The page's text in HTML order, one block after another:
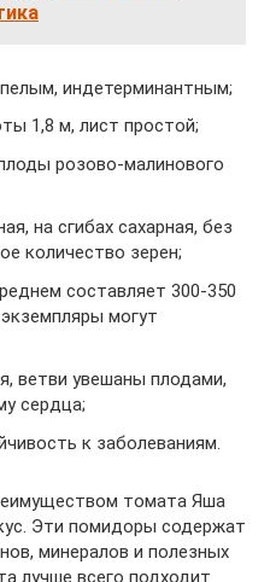
индетерминантным;
1,8 м, лист простой;
розово-малинового
на сгибах сахарная, без
количество зерен;
составляет 300-350
могут
ветви увешаны плодами,
сердца;
к заболеваниям.
томата Яша
Эти помидоры содержат
минералов и полезных
лучше всего подходит